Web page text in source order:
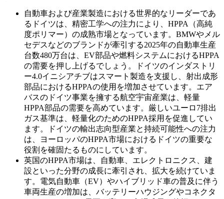
自動車および産業製造における世界的なリーダーであ
るドイツは、精密工学への注力により、HPPA（高純
度ポリマー）の成熟市場となっています。BMWやメル
セデスなどのブランドが牽引する2025年の自動車生産
台数480万台は、EV部品や燃料システムにおけるHPPA
の需要を押し上げるでしょう。ドイツのインダストリ
ー4.0イニシアチブはスマート製造を支援し、射出成形
部品におけるHPPAの使用を増加させています。エア
バスのドイツ事業を擁する航空宇宙産業は、軽量
HPPA部品の需要を高めています。厳しいユーロ7排出
ガス基準は、軽量化のためのHPPA採用を促進してい
ます。ドイツの輸出志向型産業と持続可能性への注力
は、ヨーロッパのHPPA市場におけるドイツの重要な
役割を確固たるものにしています。
英国のHPPA市場は、自動車、エレクトロニクス、建
設といった分野の成長に牽引され、拡大を続けていま
す。電気自動車（EV）やハイブリッド車の普及に伴う
車両生産の増加は、バッテリーハウジングやコネクタ